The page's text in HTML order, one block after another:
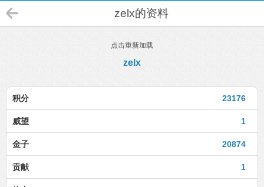
zelx的资料
点击重新加载
zelx
23176
积分
1
威望
20874
金子
1
贡献